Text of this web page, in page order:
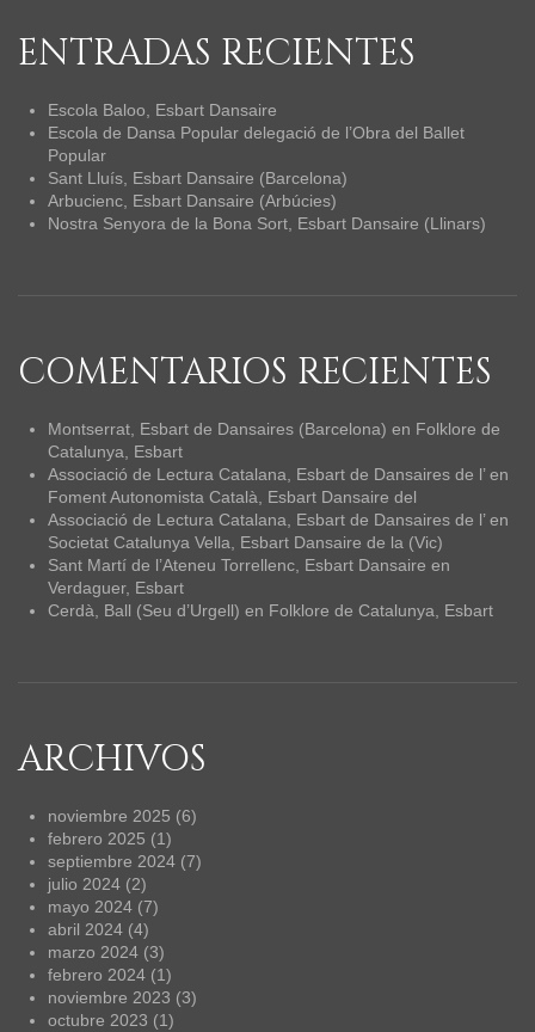
ENTRADAS RECIENTES
Escola Baloo, Esbart Dansaire
Escola de Dansa Popular delegació de l’Obra del Ballet
Popular
Sant Lluís, Esbart Dansaire (Barcelona)
Arbucienc, Esbart Dansaire (Arbúcies)
Nostra Senyora de la Bona Sort, Esbart Dansaire (Llinars)
COMENTARIOS RECIENTES
Montserrat, Esbart de Dansaires (Barcelona) en Folklore de
Catalunya, Esbart
Associació de Lectura Catalana, Esbart de Dansaires de l’en
Foment Autonomista Català, Esbart Dansaire del
Associació de Lectura Catalana, Esbart de Dansaires de l’en
Societat Catalunya Vella, Esbart Dansaire de la (Vic)
Sant Martí de l’Ateneu Torrellenc, Esbart Dansaire en
Verdaguer, Esbart
Cerdà, Ball (Seu d’Urgell) en Folklore de Catalunya, Esbart
ARCHIVOS
noviembre 2025 (6)
febrero 2025 (1)
septiembre 2024 (7)
julio 2024 (2)
mayo 2024 (7)
abril 2024 (4)
marzo 2024 (3)
febrero 2024 (1)
noviembre 2023 (3)
octubre 2023 (1)